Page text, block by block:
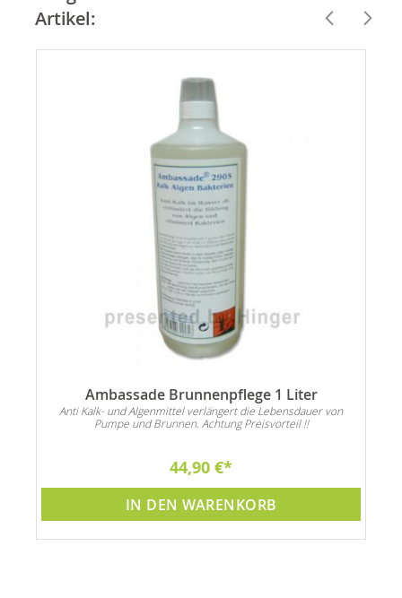
Artikel:
Ambassade Brunnenpflege 1 Liter
Anti Kalk- und Algenmittel verlängert die Lebensdauer von
Pumpe und Brunnen. Achtung Preisvorteil !!
44,90 €
IN DEN WARENKORB